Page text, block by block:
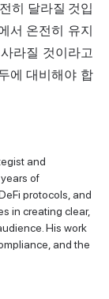
히 달라질 것입
서 온전히 유지
라질 것이라고
에 대비해야 합
and
of
protocols, and
in creating clear,
His work
and the